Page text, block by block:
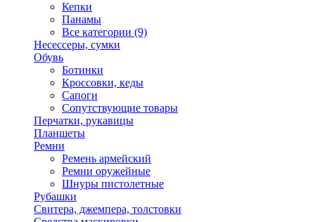
Кепки
Панамы
Все категории (9)
Несессеры, сумки
Обувь
Ботинки
Кроссовки, кеды
Сапоги
Сопутствующие товары
Перчатки, рукавицы
Планшеты
Ремни
Ремень армейский
Ремни оружейные
Шнуры пистолетные
Рубашки
Свитера, джемпера, толстовки